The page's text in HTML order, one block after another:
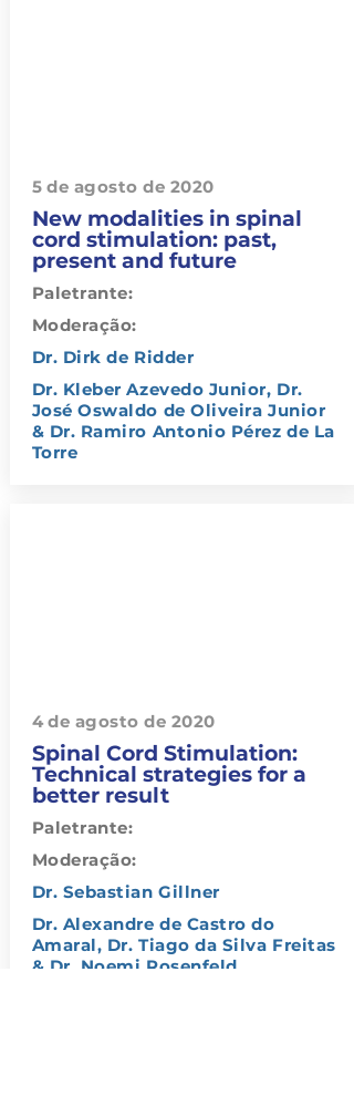
5 de agosto de 2020
New modalities in spinal
cord stimulation: past,
present and future
Paletrante:
Dr. Dirk de Ridder
Moderação:
Dr. Kleber Azevedo Junior, Dr.
José Oswaldo de Oliveira Junior
& Dr. Ramiro Antonio Pérez de La
Torre
4 de agosto de 2020
Spinal Cord Stimulation:
Technical strategies for a
better result
Paletrante:
Dr. Sebastian Gillner
Moderação:
Dr. Alexandre de Castro do
Amaral, Dr. Tiago da Silva Freitas
& Dr. Noemi Rosenfeld